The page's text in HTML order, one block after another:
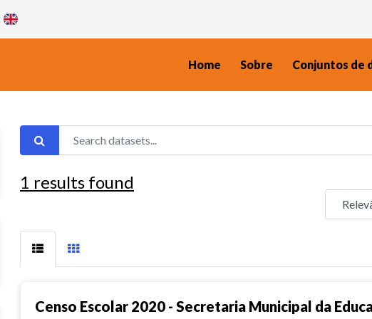
Home Sobre Conjuntos de
1 results found
Censo Escolar 2020 - Secretaria Municipal da